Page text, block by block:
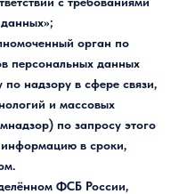
орган по
персональных данных
надзору в сфере связи,
и массовых
по запросу этого
в сроки,
ФСБ России,